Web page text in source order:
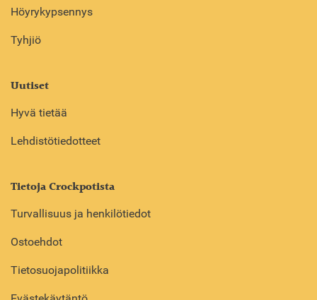
Höyrykypsennys
Tyhjiö
Uutiset
Hyvä tietää
Lehdistötiedotteet
Tietoja Crockpotista
Turvallisuus ja henkilötiedot
Ostoehdot
Tietosuojapolitiikka